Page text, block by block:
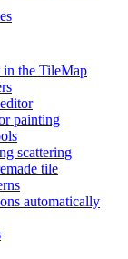
in the TileMap
painting
scattering
tile
automatically